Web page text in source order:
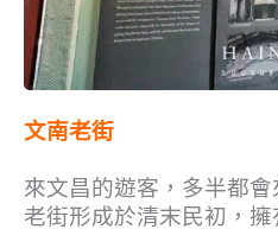
文南老街
來文昌的遊客，多半都
老街形成於清末民初，